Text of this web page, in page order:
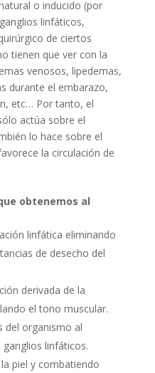
o inducido (por
linfáticos,
de ciertos
tienen que ver con la
venosos, lipedemas,
durante el embarazo,
etc… Por tanto, el
actúa sobre el
lo hace sobre el
la circulación de
obtenemos al
linfática eliminando
de desecho del
derivada de la
el tono muscular.
del organismo al
linfáticos.
piel y combatiendo